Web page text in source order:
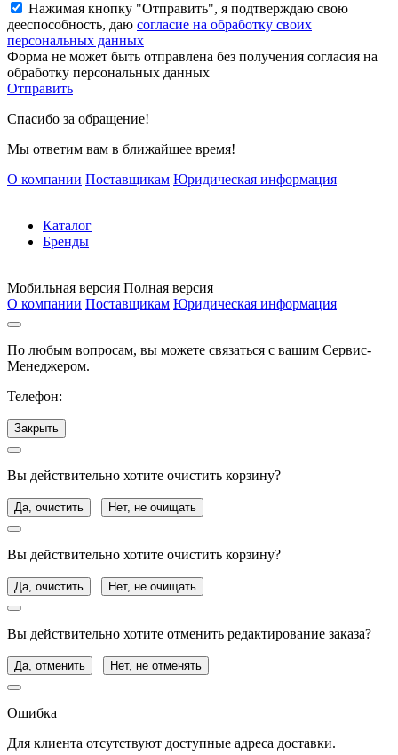
Нажимая кнопку "Отправить", я подтверждаю свою
дееспособность, даю согласие на обработку своих
персональных данных
Форма не может быть отправлена без получения согласия на
обработку персональных данных
Отправить
Спасибо за обращение!
Мы ответим вам в ближайшее время!
О компании Поставщикам Юридическая информация
Каталог
Бренды
Мобильная версия Полная версия
О компании Поставщикам Юридическая информация
По любым вопросам, вы можете связаться с вашим Сервис-
Менеджером.
Телефон:
Закрыть
Вы действительно хотите очистить корзину?
Да, очистить Нет, не очищать
Вы действительно хотите очистить корзину?
Да, очистить Нет, не очищать
Вы действительно хотите отменить редактирование заказа?
Да, отменить Нет, не отменять
Ошибка
Для клиента отсутствуют доступные адреса доставки.